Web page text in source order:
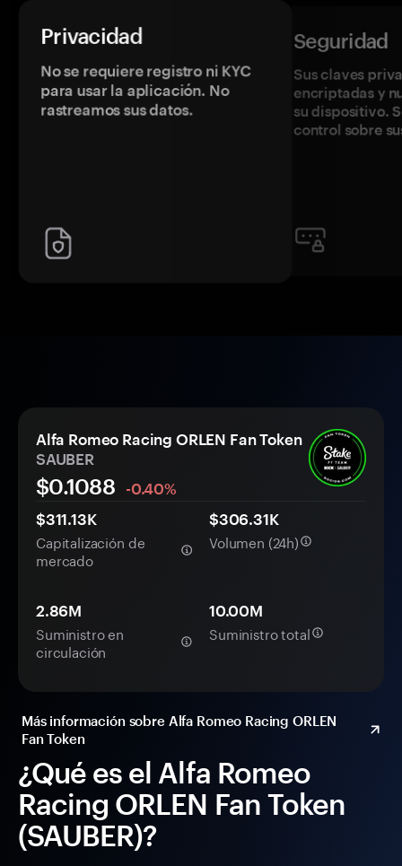
Privacidad
No se requiere registro ni KYC
para usar la aplicación. No
rastreamos sus datos.
Seguridad
Sus claves
encriptadas y
su dispositivo.
control sobre
¿Qué es el Alfa Romeo
Racing ORLEN Fan Token
(SAUBER)?
Alfa Romeo Racing ORLEN Fan Token
SAUBER
$0.1088
-0.40%
$311.13K
Capitalización de
mercado
$306.31K
Volumen (24h)
2.86M
Suministro en
circulación
10.00M
Suministro total
Más información sobre Alfa Romeo Racing ORLEN
Fan Token